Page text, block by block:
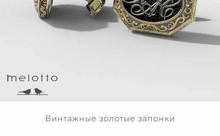
Винтажные золотые запонки